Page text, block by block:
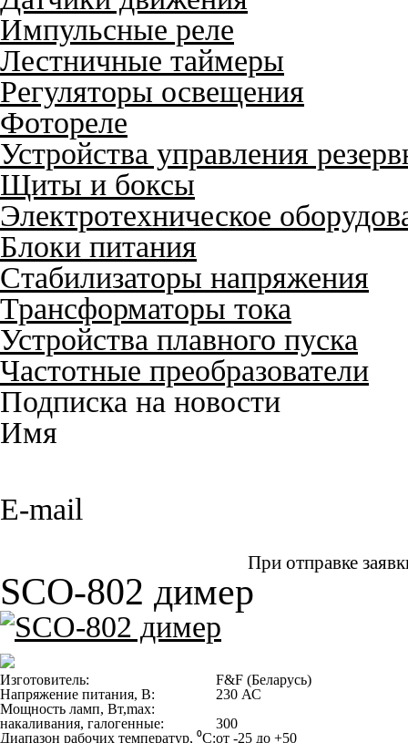
Импульсные реле
Лестничные таймеры
Регуляторы освещения
Фотореле
Устройства управления
Щиты и боксы
Электротехническое
Блоки питания
Стабилизаторы напряжения
Трансформаторы тока
Устройства плавного пуска
Частотные преобразователи
Подписка на новости
Имя
E-mail
При отправке
SCO-802 димер
Изготовитель:
F&F (Беларусь)
Напряжение питания, В:
230 АС
Мощность ламп, Вт,max:
накаливания, галогенные:
300
Диапазон рабочих температур, ⁰С:от -25 до +50